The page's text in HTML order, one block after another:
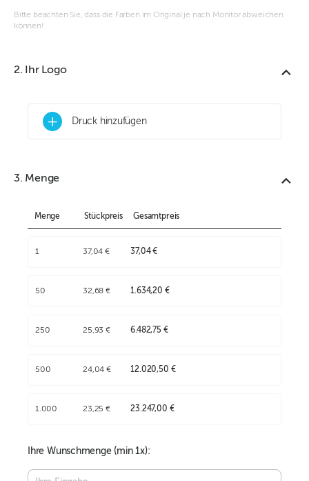
Bitte beachten Sie, dass die Farben im Original je nach Monitor abweichen
können!
2. Ihr Logo
+ Druck hinzufügen
3. Menge
Menge Stückpreis Gesamtpreis
1 37,04 € 37,04 €
50 32,68 € 1.634,20 €
250 25,93 € 6.482,75 €
500 24,04 € 12.020,50 €
1.000 23,25 € 23.247,00 €
Ihre Wunschmenge (min1x):